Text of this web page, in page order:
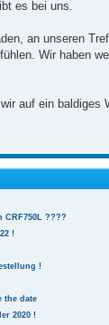
es bei uns.
an unseren
Wir haben
auf ein baldiges
CRF750L ????
!
!
the date
2020 !